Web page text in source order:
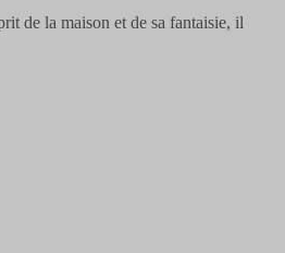
de la maison et de sa fantaisie, il